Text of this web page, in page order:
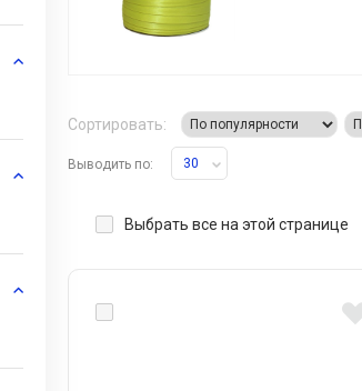
Сортировать:
Выводить по: 30
Выбрать все на этой странице